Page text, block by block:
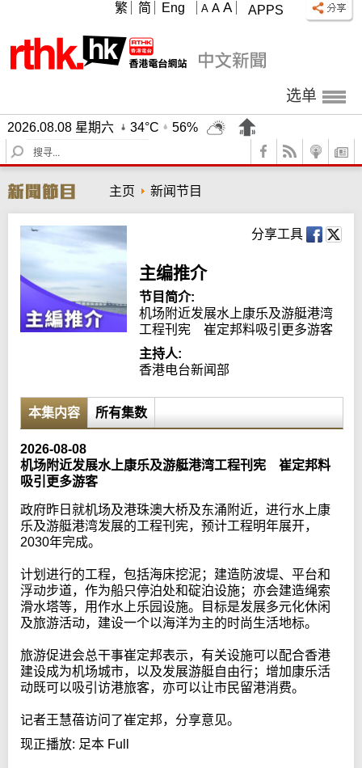
APPS
A A A
繁 简 Eng
选单
2026.08.08 星期六 34°C
56%
S
e
r
c
h
主页 新闻节目
分享工具
主编推介
节目简介:
机场附近发展水上康乐及游艇港湾
工程刊宪　崔定邦料吸引更多游客
主持人:
香港电台新闻部
本集内容 所有集数
2026-08-08
机场附近发展水上康乐及游艇港湾工程刊宪 崔定邦料
吸引更多游客
政府昨日就机场及港珠澳大桥及东涌附近，进行水上康
乐及游艇港湾发展的工程刊宪，预计工程明年展开，
2030年完成。
计划进行的工程，包括海床挖泥；建造防波堤、平台和
浮动步道，作为船只停泊处和碇泊设施；亦会建造绳索
滑水塔等，用作水上乐园设施。目标是发展多元化休闲
及旅游活动，建设一个以海洋为主的时尚生活地标。
旅游促进会总干事崔定邦表示，有关设施可以配合香港
建设成为机场城市，以及发展游艇自由行；增加康乐活
动既可以吸引访港旅客，亦可以让市民留港消费。
记者王慧蓓访问了崔定邦，分享意见。
现正播放: 足本 Full